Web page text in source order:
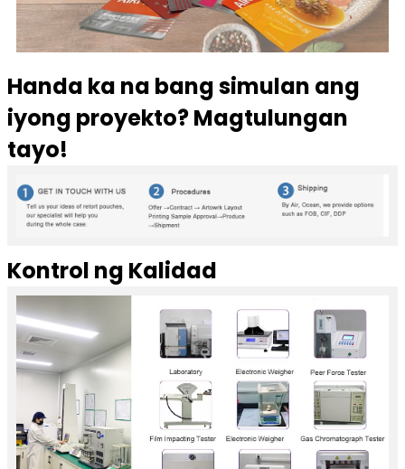
Handa ka na bang simulan ang
iyong proyekto? Magtulungan
tayo!
Kontrol ng Kalidad